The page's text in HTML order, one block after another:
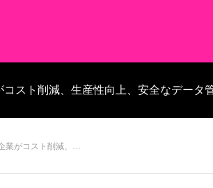
スト削減、生産性向上、安全なデータ
業がコスト削減、…